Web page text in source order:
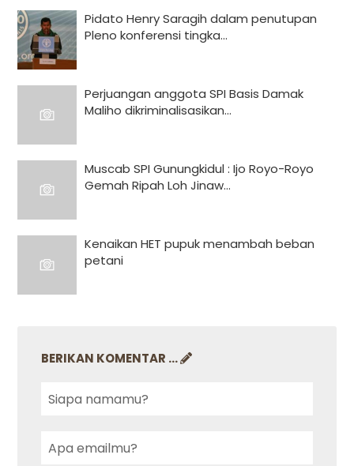
Pidato Henry Saragih dalam penutupan
Pleno konferensi tingka...
Perjuangan anggota SPI Basis Damak
Maliho dikriminalisasikan...
Muscab SPI Gunungkidul : Ijo Royo-Royo
Gemah Ripah Loh Jinaw...
Kenaikan HET pupuk menambah beban
petani
BERIKAN KOMENTAR ...